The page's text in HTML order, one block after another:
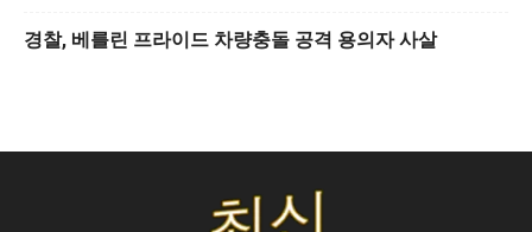
경찰, 베를린 프라이드 차량충돌 공격 용의자 사살